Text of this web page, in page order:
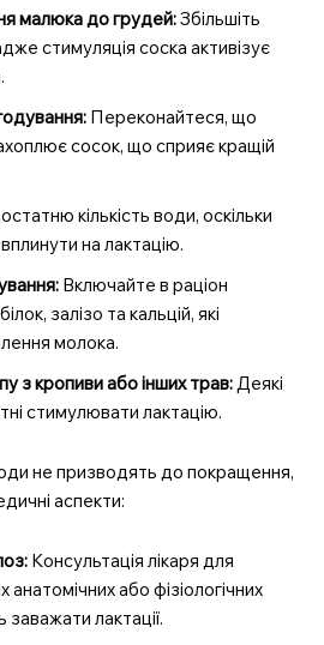
малюка до грудей:Збільшіть
стимуляція соска активізує
Переконайтеся, що
сосок, що сприяє кращій
кількість води, оскільки
на лактацію.
Включайте в раціон
залізо та кальцій, які
молока.
з кропиви або інших трав: Деякі
стимулювати лактацію.
не призводять до покращення,
аспекти:
Консультація лікаря для
або фізіологічних
лактації.